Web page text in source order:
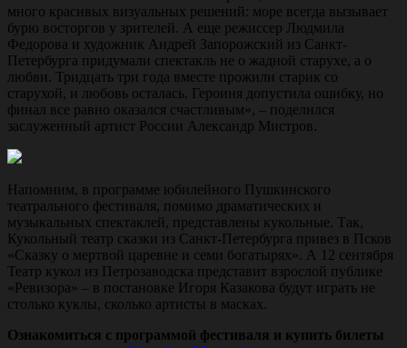
много красивых визуальных решений: море всегда вызывает
бурю восторгов у зрителей. А еще режиссер Людмила
Федорова и художник Андрей Запорожский из Санкт-
Петербурга придумали спектакль не о жадной старухе, а о
любви. Тридцать три года вместе прожили старик со
старухой, и любовь осталась. Героиня допустила ошибку, но
финал все равно оказался счастливым», – поделился
заслуженный артист России Александр Мистров.
Напомним, в программе юбилейного Пушкинского
театрального фестиваля, помимо драматических и
музыкальных спектаклей, представлены кукольные. Так,
Кукольный театр сказки из Санкт-Петербурга привез в Псков
«Сказку о мертвой царевне и семи богатырях». А 12 сентября
Театр кукол из Петрозаводска представит взрослой публике
«Ревизора» – в постановке Игоря Казакова будут играть не
столько куклы, сколько артисты в масках.
Ознакомиться с программой фестиваля и купить билеты